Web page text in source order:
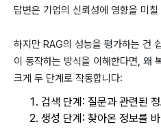
답변은 기업의 신뢰성에 영향을 미
하지만 RAG의 성능을 평가하는 건
이 동작하는 방식을 이해한다면, 왜
크게 두 단계로 작동합니다:
검색 단계: 질문과 관련된
생성 단계: 찾아온 정보를